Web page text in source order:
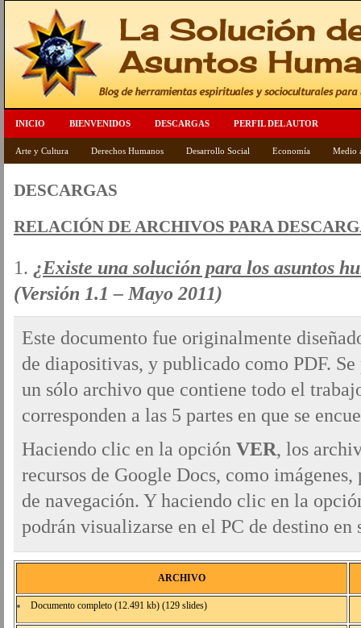
INICIO BIENVENIDOS DESCARGAS PERFIL DEL AUTOR
Arte y Cultura Derechos Humanos Desarrollo Social Economía Medio
DESCARGAS
RELACIÓN DE ARCHIVOS PARA
¿Existe una solución para los asuntos
(Versión 1.1 – Mayo 2011)
Este documento fue originalmente
de diapositivas, y publicado como PDF.
un sólo archivo que contiene todo el
corresponden a las 5 partes en que se
Haciendo clic en la opción VER, los
recursos de Google Docs, como
de navegación. Y haciendo clic en la
podrán visualizarse en el PC de destino
ARCHIVO
Documento completo (12.491 kb) (129 slides)